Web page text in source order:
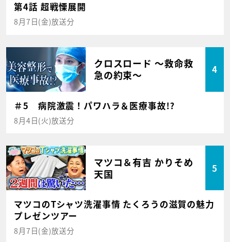
第4話 超戦慄展開
8月7日(金)放送分
クロスロード ～救命救
急の約束～
4
＃5 病院激震！パワハラ＆医療事故!?
8月4日(火)放送分
マツコ＆有吉 かりそめ
天国
5
マツコのTシャツ洗濯事情 たくろうの滋賀の魅力
プレゼンツアー
8月7日(金)放送分